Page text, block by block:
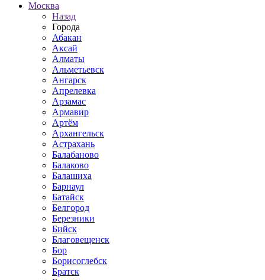
Москва
Назад
Города
Абакан
Аксай
Алматы
Альметьевск
Ангарск
Апрелевка
Арзамас
Армавир
Артём
Архангельск
Астрахань
Балабаново
Балаково
Балашиха
Барнаул
Батайск
Белгород
Березники
Бийск
Благовещенск
Бор
Борисоглебск
Братск